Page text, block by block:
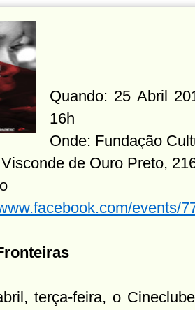
Quando: 25 Abril
16h
Onde: Fundação
de Ouro Preto,
events/
terça-feira, o Cineclube